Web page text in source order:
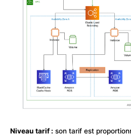
Niveau tarif : son tarif est